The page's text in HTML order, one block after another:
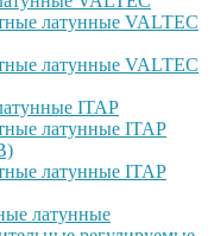
латунные VALTEC
латунные VALTEC
ITAP
латунные ITAP
латунные ITAP
латунные